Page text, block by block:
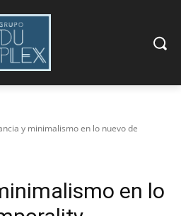
y minimalismo en lo nuevo de
en lo